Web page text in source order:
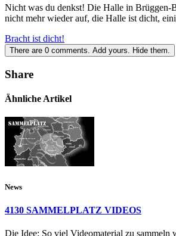
Nicht was du denkst! Die Halle in Brüggen-
nicht mehr wieder auf, die Halle ist dicht,
Bracht ist dicht!
There are 0 comments. Add yours. Hide them.
Share
Ähnliche Artikel
News
4130 SAMMELPLATZ VIDEOS
Die Idee: So viel Videomaterial zu sammeln